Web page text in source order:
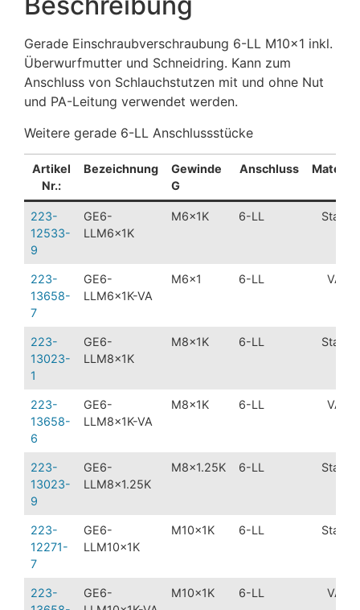
Gerade Einschraubverschraubung 6-LL M10x1 inkl.
Überwurfmutter und Schneidring. Kann zum
Anschluss von Schlauchstutzen mit und ohne Nut
und PA-Leitung verwendet werden.
Weitere gerade 6-LL Anschlussstücke
Artikel
Nr.:
Bezeichnung
Gewinde
G
Anschluss Material
223-
12533-
9
GE6-
LLM6x1K
M6x1K 6-LL Stahl
223-
13658-
7
GE6-
LLM6x1K-VA
M6x1 6-LL VA
223-
13023-
1
GE6-
LLM8x1K
M8x1K 6-LL Stahl
223-
13658-
6
GE6-
LLM8x1K-VA
M8x1K 6-LL VA
223-
13023-
9
GE6-
LLM8x1.25K
M8x1.25K 6-LL Stahl
223-
12271-
7
GE6-
LLM10x1K
M10x1K 6-LL Stahl
223-
GE6-
M10x1K 6-LL VA